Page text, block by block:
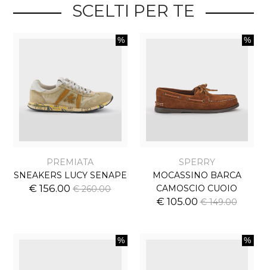
SCELTI PER TE
PREMIATA
SNEAKERS LUCY SENAPE
€ 156.00€ 260.00
SPERRY
MOCASSINO BARCA
CAMOSCIO CUOIO
€ 105.00€ 149.00